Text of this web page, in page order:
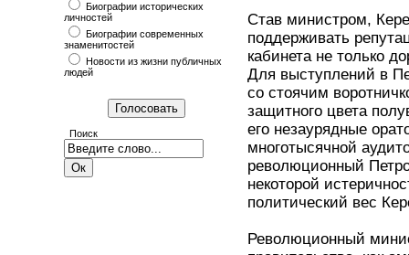
Биографии исторических
личностей
Биографии современных
знаменитостей
Новости из жизни публичных
людей
Поиск
Став министром,
поддерживать
кабинета не только
Для выступлений в
со стоячим
защитного цвета
его незаурядные
многотысячной
революционный
некоторой
политический вес
Революционный